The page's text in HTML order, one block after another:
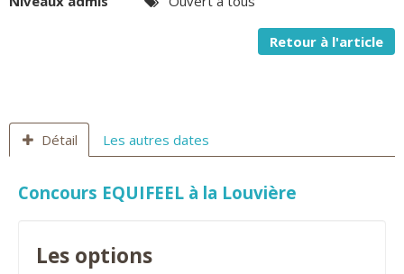
Retour à l'article
Détail Les autres dates
Concours EQUIFEEL à la Louvière
Les options